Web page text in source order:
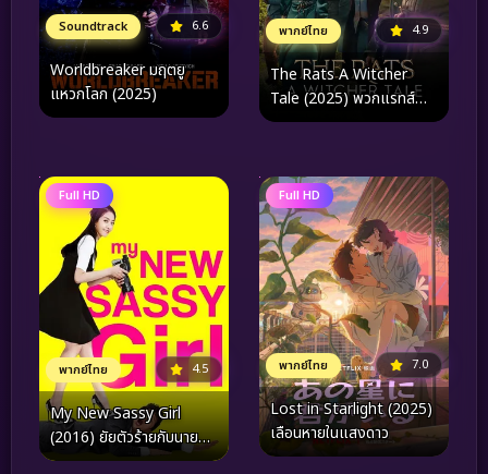
Soundtrack 6.6
Worldbreaker มฤตยู
แหวกโลก (2025)
พากย์ไทย 4.9
The Rats A Witcher
Tale (2025) พวกแรทส์
ตำนานนักล่าจอมอสูร
Full HD
พากย์ไทย 4.5
My New Sassy Girl
(2016) ยัยตัวร้ายกับนาย
เจี๋ยมเจี้ยม 2
Full HD
พากย์ไทย 7.0
Lost in Starlight (2025)
เลือนหายในแสงดาว